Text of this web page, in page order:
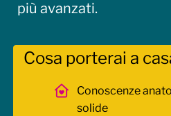
relazione tra addome,
urgenza urinaria
incontinenza
difficoltà a svuotare la
stipsi e difficoltà
più avanzati.
Cosa porterai a
Conoscenze
solide